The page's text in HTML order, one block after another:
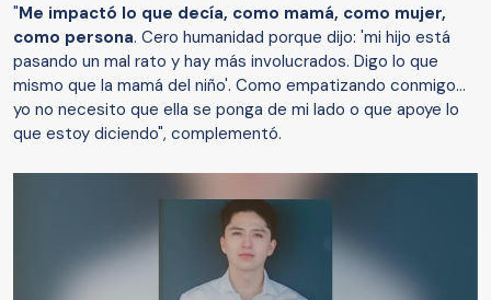
"Me impactó lo que decía, como mamá, como mujer,
como persona. Cero humanidad porque dijo: 'mi hijo está
pasando un mal rato y hay más involucrados. Digo lo que
mismo que la mamá del niño'. Como empatizando conmigo...
yo no necesito que ella se ponga de mi lado o que apoye lo
que estoy diciendo", complementó.